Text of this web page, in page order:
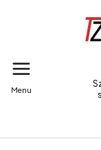
Menu